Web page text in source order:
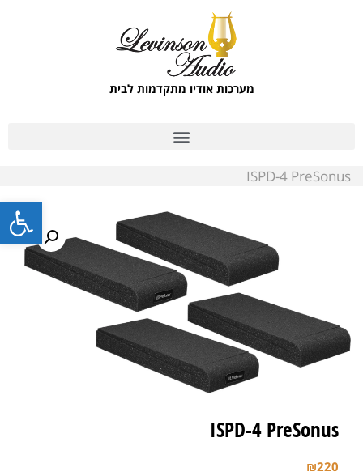
פתח
מערכות אודיו מתקדמות לבית
ISPD-4 PreSonus
ISPD-4 PreSonus
₪220